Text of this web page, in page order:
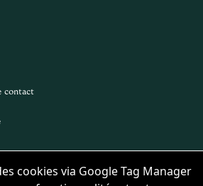
cookies via Google Tag Manager
contact